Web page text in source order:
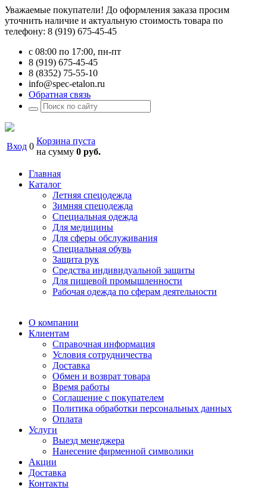
Уважаемые покупатели! До оформления заказа просим
уточнить наличие и актуальную стоимость товара по
телефону: 8 (919) 675-45-45
с 08:00 по 17:00, пн-пт
8 (919) 675-45-45
8 (8352) 75-55-10
info@spec-etalon.ru
Обратная связь
Вход 0
Корзина пуста
на сумму 0 руб.
Главная
Каталог
Летняя спецодежда
Зимняя спецодежда
Специальная одежда
Для медицины
Для сферы обслуживания
Специальная обувь
Защита рук
Средства индивидуальной защиты
Для пищевой промышленности
Рабочая одежда по сферам деятельности
О компании
Клиентам
Справочная информация
Условия сотрудничества
Доставка
Обмен и возврат товара
Время работы
Соглашение с покупателем
Политика обработки персональных данных
Оплата
Услуги
Выезд менеджера
Нанесение фирменной символики
Акции
Доставка
Контакты